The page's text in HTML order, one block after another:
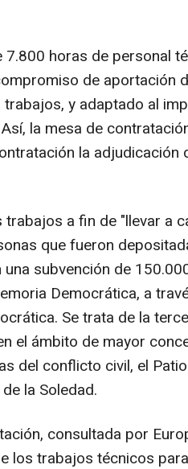
7.800 horas de personal
de aportación
y adaptado al
la mesa de
la adjudicación
a fin de "llevar a
que fueron
subvención de
Democrática, a
Se trata de la
el ámbito de mayor
del conflicto civil, el
la Soledad.
consultada por
los trabajos técnicos